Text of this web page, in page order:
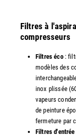
Filtres à
compresseurs
Filtres éco:
modèles des
inox plissée
vapeurs
de peinture
fermeture par
Filtres d'entrée